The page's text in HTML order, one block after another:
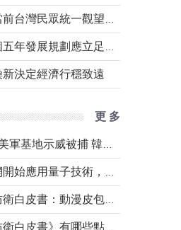
新決定經濟行穩致遠
更 多